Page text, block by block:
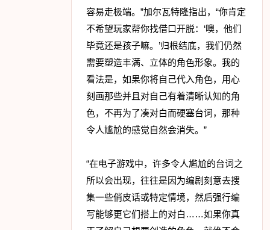
容易走极端。”加尔瓦特隆指出，“你肯定
不希望玩家帮你找借口开脱：‘噢，他们
毕竟还是孩子嘛。’归根结底，我们仍然
需要塑造丰满、立体的角色形象。我的
看法是，如果你将自己代入角色，用心
刻画那些并且对自己有着清晰认知的角
色，不再为了凑对白而硬塞台词，那种
令人尴尬的感觉自然会消失。”
“在电子游戏中，许多令人尴尬的台词之
所以会出现，往往是因为编剧刻意去搜
集一些俏皮话或特定情境，然后强行编
写能够更它们搭上的对白……如果你真